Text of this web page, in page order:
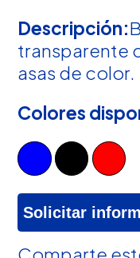
Descripción:
transparente
asas de color.
Colores
Solicitar